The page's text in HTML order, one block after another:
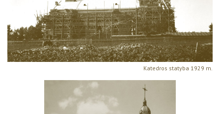
Katedros statyba 1929 m.